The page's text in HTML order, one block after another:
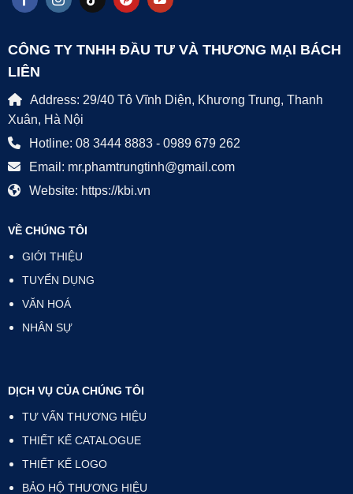
CÔNG TY TNHH ĐẦU TƯ VÀ THƯƠNG MẠI BÁCH
LIÊN
Address: 29/40 Tô Vĩnh Diện, Khương Trung, Thanh
Xuân, Hà Nội
Hotline: 08 3444 8883 - 0989 679 262
Email: mr.phamtrungtinh@gmail.com
Website: https://kbi.vn
VỀ CHÚNG TÔI
GIỚI THIỆU
TUYỂN DỤNG
VĂN HOÁ
NHÂN SỰ
DỊCH VỤ CỦA CHÚNG TÔI
TƯ VẤN THƯƠNG HIỆU
THIẾT KẾ CATALOGUE
THIẾT KẾ LOGO
BẢO HỘ THƯƠNG HIỆU